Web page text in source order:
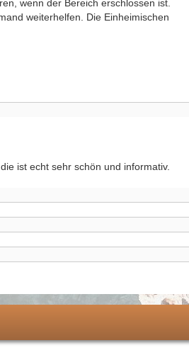
wenn der Bereich erschlossen ist.
weiterhelfen. Die Einheimischen
ist echt sehr schön und informativ.